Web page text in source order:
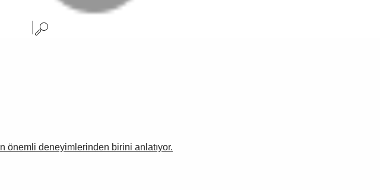
önemli deneyimlerinden birini anlatıyor.